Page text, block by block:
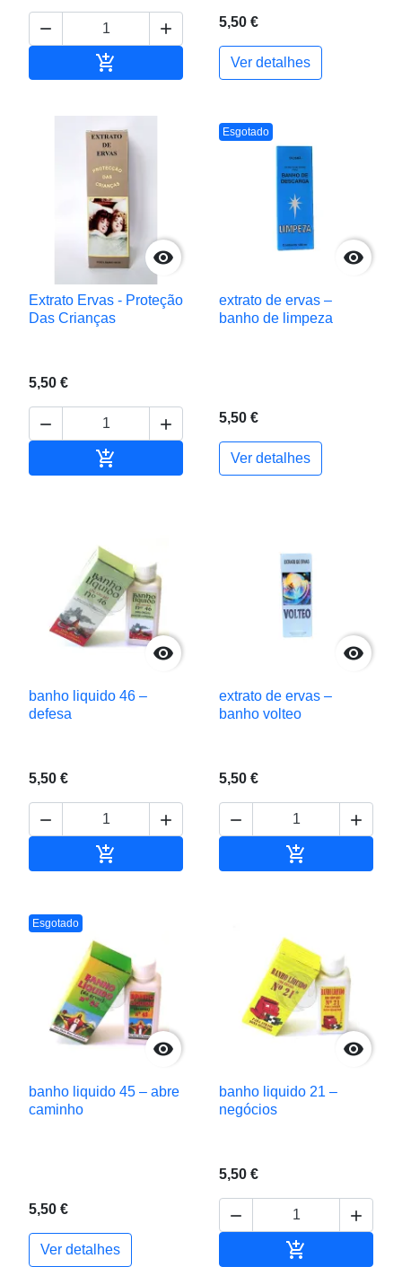
 
 Adicionar ao carrinho
5,50 €
Ver detalhes

Extrato Ervas - Proteção
Das Crianças
5,50 €
 
 Adicionar ao carrinho
Esgotado

extrato de ervas –
banho de limpeza
5,50 €
Ver detalhes

banho liquido 46 –
defesa
5,50 €
 


extrato de ervas –
banho volteo
5,50 €
 

Esgotado

banho liquido 45 – abre
caminho
5,50 €
Ver detalhes

banho liquido 21 –
negócios
5,50 €
 
